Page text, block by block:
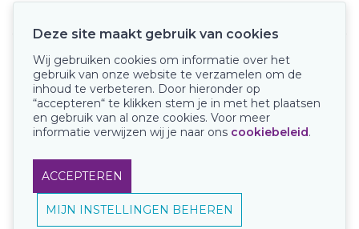
Onze keurmerken
Deze site maakt gebruik van cookies
Wij gebruiken cookies om informatie over het
gebruik van onze website te verzamelen om de
inhoud te verbeteren. Door hieronder op
“accepteren“ te klikken stem je in met het plaatsen
en gebruik van al onze cookies. Voor meer
informatie verwijzen wij je naar ons cookiebeleid.
ACCEPTEREN
MIJN INSTELLINGEN BEHEREN